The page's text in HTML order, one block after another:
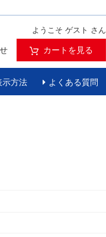
ようこそ ゲスト さん
カートを見る
示方法 よくある質問